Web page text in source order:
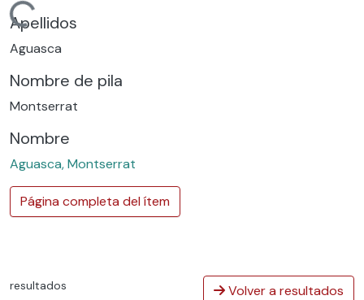
Apellidos
Aguasca
Nombre de pila
Montserrat
Nombre
Aguasca, Montserrat
Página completa del ítem
resultados Volver a resultados